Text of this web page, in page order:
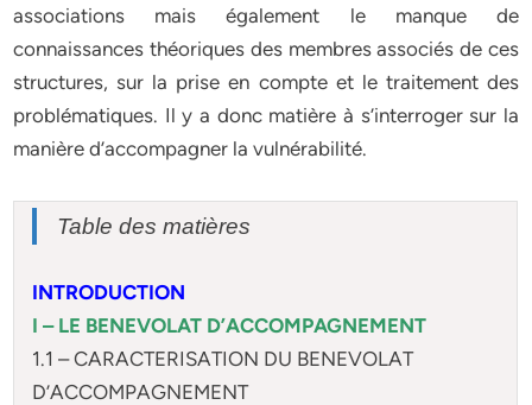
associations mais également le manque de
connaissances théoriques des membres associés de ces
structures, sur la prise en compte et le traitement des
problématiques. Il y a donc matière à s’interroger sur la
manière d’accompagner la vulnérabilité.
Table des matières
INTRODUCTION
I – LE BENEVOLAT D’ACCOMPAGNEMENT
1.1 – CARACTERISATION DU BENEVOLAT
D’ACCOMPAGNEMENT